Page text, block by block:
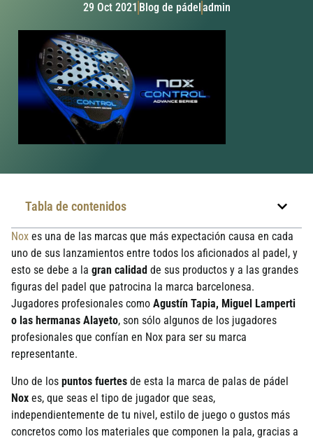
29 Oct 2021 Blog de pádeladmin
Tabla de contenidos
Nox es una de las marcas que más expectación causa en cada
uno de sus lanzamientos entre todos los aficionados al padel, y
esto se debe a la gran calidad de sus productos y a las grandes
figuras del padel que patrocina la marca barcelonesa.
Jugadores profesionales como Agustín Tapia, Miguel Lamperti
o las hermanas Alayeto, son sólo algunos de los jugadores
profesionales que confían en Nox para ser su marca
representante.
Uno de los puntos fuertes de esta la marca de palas de pádel
Nox es, que seas el tipo de jugador que seas,
independientemente de tu nivel, estilo de juego o gustos más
concretos como los materiales que componen la pala, gracias a